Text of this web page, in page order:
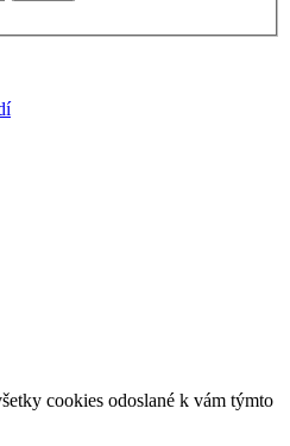
cookies odoslané k vám týmto